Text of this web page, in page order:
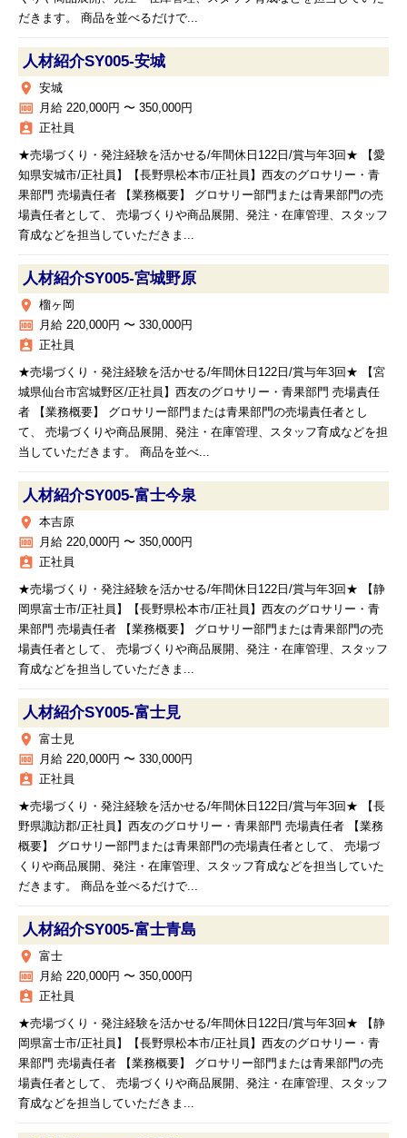
だきます。 商品を並べるだけで...
人材紹介SY005‐安城
place 安城
money 月給 220,000円 〜 350,000円
assignment_ind 正社員
★売場づくり・発注経験を活かせる/年間休日122日/賞与年3回★ 【愛
知県安城市/正社員】【長野県松本市/正社員】西友のグロサリー・青
果部門 売場責任者 【業務概要】 グロサリー部門または青果部門の売
場責任者として、 売場づくりや商品展開、発注・在庫管理、スタッフ
育成などを担当していただきま...
人材紹介SY005‐宮城野原
place 榴ヶ岡
money 月給 220,000円 〜 330,000円
assignment_ind 正社員
★売場づくり・発注経験を活かせる/年間休日122日/賞与年3回★ 【宮
城県仙台市宮城野区/正社員】西友のグロサリー・青果部門 売場責任
者 【業務概要】 グロサリー部門または青果部門の売場責任者とし
て、 売場づくりや商品展開、発注・在庫管理、スタッフ育成などを担
当していただきます。 商品を並べ...
人材紹介SY005‐富士今泉
place 本吉原
money 月給 220,000円 〜 350,000円
assignment_ind 正社員
★売場づくり・発注経験を活かせる/年間休日122日/賞与年3回★ 【静
岡県富士市/正社員】【長野県松本市/正社員】西友のグロサリー・青
果部門 売場責任者 【業務概要】 グロサリー部門または青果部門の売
場責任者として、 売場づくりや商品展開、発注・在庫管理、スタッフ
育成などを担当していただきま...
人材紹介SY005‐富士見
place 富士見
money 月給 220,000円 〜 330,000円
assignment_ind 正社員
★売場づくり・発注経験を活かせる/年間休日122日/賞与年3回★ 【長
野県諏訪郡/正社員】西友のグロサリー・青果部門 売場責任者 【業務
概要】 グロサリー部門または青果部門の売場責任者として、 売場づ
くりや商品展開、発注・在庫管理、スタッフ育成などを担当していた
だきます。 商品を並べるだけで...
人材紹介SY005‐富士青島
place 富士
money 月給 220,000円 〜 350,000円
assignment_ind 正社員
★売場づくり・発注経験を活かせる/年間休日122日/賞与年3回★ 【静
岡県富士市/正社員】【長野県松本市/正社員】西友のグロサリー・青
果部門 売場責任者 【業務概要】 グロサリー部門または青果部門の売
場責任者として、 売場づくりや商品展開、発注・在庫管理、スタッフ
育成などを担当していただきま...